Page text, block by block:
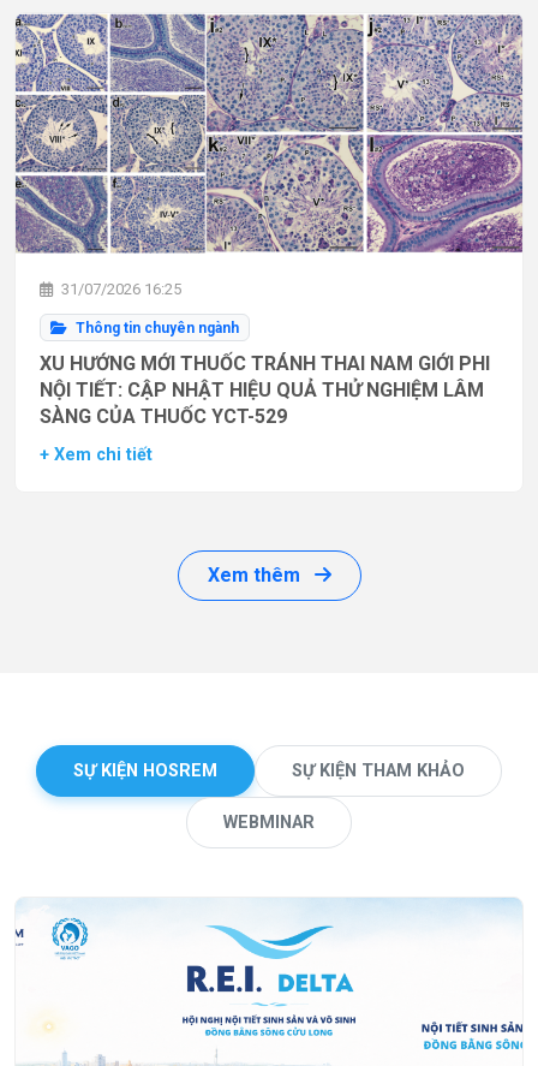
31/07/2026 16:25
Thông tin chuyên ngành
XU HƯỚNG MỚI THUỐC TRÁNH THAI NAM GIỚI PHI
NỘI TIẾT: CẬP NHẬT HIỆU QUẢ THỬ NGHIỆM LÂM
SÀNG CỦA THUỐC YCT-529
+ Xem chi tiết
Xem thêm
SỰ KIỆN HOSREM SỰ KIỆN THAM KHẢO
WEBMINAR